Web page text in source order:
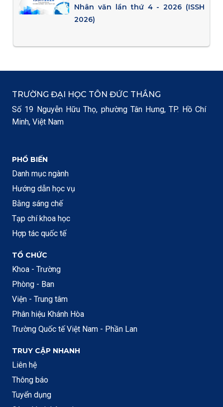
Nhân văn lần thứ 4 - 2026 (ISSH
2026)
TRƯỜNG ĐẠI HỌC TÔN ĐỨC THẮNG
Số 19 Nguyễn Hữu Thọ, phường Tân Hưng, TP. Hồ Chí
Minh, Việt Nam
PHỔ BIẾN
Danh mục ngành
Hướng dẫn học vụ
Bằng sáng chế
Tạp chí khoa học
Hợp tác quốc tế
TỔ CHỨC
Khoa - Trường
Phòng - Ban
Viện - Trung tâm
Phân hiệu Khánh Hòa
Trường Quốc tế Việt Nam - Phần Lan
TRUY CẬP NHANH
Liên hệ
Thông báo
Tuyển dụng